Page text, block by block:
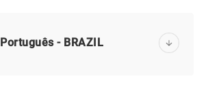
Português - BRAZIL